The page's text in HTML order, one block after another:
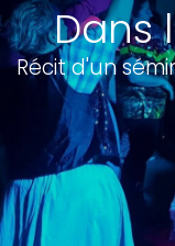
Dans
Récit d'un